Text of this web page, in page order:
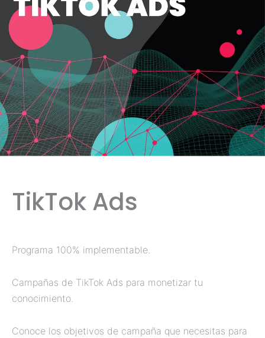
TikTok Ads
Programa 100% implementable.
Campañas de TikTok Ads para monetizar tu
conocimiento.
Conoce los objetivos de campaña que necesitas para